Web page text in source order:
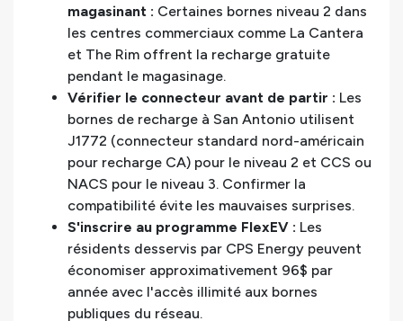
magasinant : Certaines bornes niveau 2 dans
les centres commerciaux comme La Cantera
et The Rim offrent la recharge gratuite
pendant le magasinage.
Vérifier le connecteur avant de partir : Les
bornes de recharge à San Antonio utilisent
J1772 (connecteur standard nord-américain
pour recharge CA) pour le niveau 2 et CCS ou
NACS pour le niveau 3. Confirmer la
compatibilité évite les mauvaises surprises.
S'inscrire au programme FlexEV : Les
résidents desservis par CPS Energy peuvent
économiser approximativement 96$ par
année avec l'accès illimité aux bornes
publiques du réseau.